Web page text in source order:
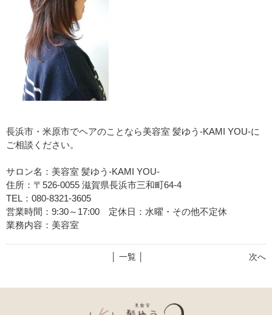
長浜市・米原市でヘアのことなら美容室 髪ゆう-KAMI YOU-に
ご相談ください。
サロン名：美容室 髪ゆう-KAMI YOU-
住所：〒526-0055 滋賀県長浜市三和町64-4
TEL：080-8321-3605
営業時間：9:30～17:00 定休日：水曜・その他不定休
業務内容：美容室
次へ
│ 一覧 │